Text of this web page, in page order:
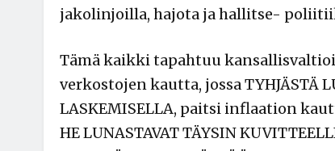
jakolinjoilla, hajota ja hallitse-
Tämä kaikki tapahtuu
verkostojen kautta, jossa TYHJÄSTÄ
LASKEMISELLA, paitsi inflaation
HE LUNASTAVAT TÄYSIN